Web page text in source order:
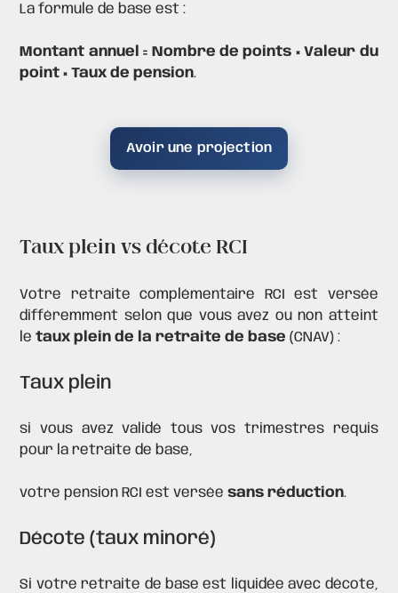
La formule de base est :
Montant annuel = Nombre de points ×Valeur du
point × Taux de pension.
Avoir une projection
Taux plein vs décote RCI
Votre retraite complémentaire RCI est versée
différemment selon que vous avez ou non atteint
letaux plein de la retraite de base (CNAV) :
Taux plein
si vous avez validé tous vos trimestres requis
pour la retraite de base,
votre pension RCI est verséesans réduction.
Décote (taux minoré)
Si votre retraite de base est liquidée avec décote,